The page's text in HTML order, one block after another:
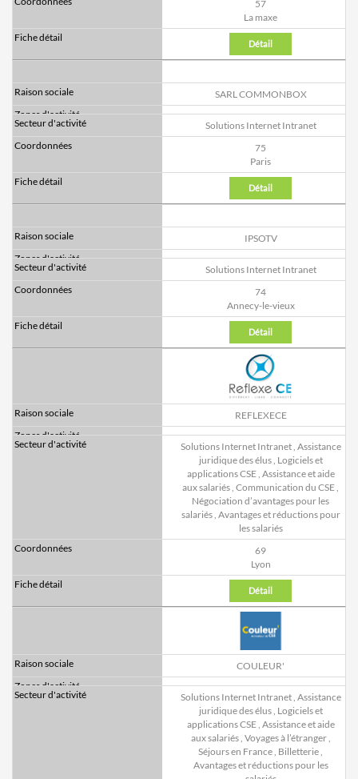
57
La maxe
Détail
SARL COMMONBOX
Solutions Internet Intranet
75
Paris
Détail
IPSOTV
Solutions Internet Intranet
74
Annecy-le-vieux
Détail
REFLEXECE
Solutions Internet Intranet, Assistance
juridique des élus, Logiciels et
applications CSE, Assistance et aide
aux salariés Communication du CSE
Négociation d’avantages pour les
salariés, Avantages et réductions pour
les salariés
69
Lyon
Détail
COULEUR'
Solutions Internet Intranet, Assistance
juridique des élus, Logiciels et
applications CSE, Assistance et aide
aux salariés, Voyages à l’étranger,
Séjours en France Billetterie
Avantages et réductions pour les